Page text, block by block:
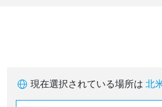
現在選択されている場所は 北